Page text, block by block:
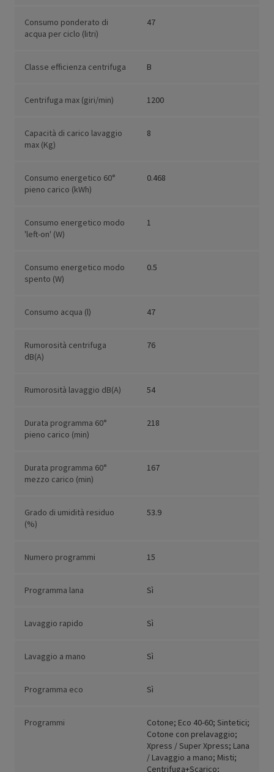
Consumo ponderato di
acqua per ciclo (litri)
47
Classe efficienza centrifuga B
Centrifuga max (giri/min) 1200
Capacità di carico lavaggio
max (Kg)
8
Consumo energetico 60°
pieno carico (kWh)
0.468
Consumo energetico modo
'left-on' (W)
1
Consumo energetico modo
spento (W)
0.5
Consumo acqua (l) 47
Rumorosità centrifuga
dB(A)
76
Rumorosità lavaggio dB(A) 54
Durata programma 60°
pieno carico (min)
218
Durata programma 60°
mezzo carico (min)
167
Grado di umidità residuo
(%)
53.9
Numero programmi 15
Programma lana Sì
Lavaggio rapido Sì
Lavaggio a mano Sì
Programma eco Sì
Programmi
Cotone; Eco 40-60; Sintetici;
Cotone con prelavaggio;
Xpress / Super Xpress; Lana
/ Lavaggio a mano; Misti;
Centrifuga+Scarico;